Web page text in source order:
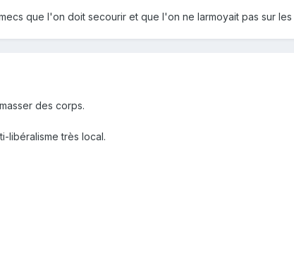
que l'on doit secourir et que l'on ne larmoyait pas sur
des corps.
libéralisme très local.